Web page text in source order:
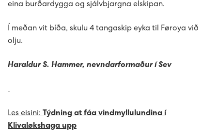
eina burðardygga og sjálvbjargna elskipan.
Í meðan vit bíða, skulu 4 tangaskip eyka til Føroya við
olju.
Haraldur S. Hammer, nevndarformaður í Sev
Les eisini: Týdning at fáa vindmyllulundina í
Klivaløkshaga upp